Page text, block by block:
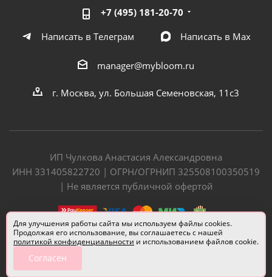
+7 (495) 181-20-70
Написать в Телеграм
Написать в Мах
manager@mybloom.ru
г. Москва, ул. Большая Семеновская, 11с3
ИП Чулкова Анастасия Александровна
ИНН 331405822720 | ОГРН/ОГРНИП 325508100350519
| Не является публичной офертой
Разработчик сайта —
Для улучшения работы сайта мы используем файлы cookies.
Продолжая его использование, вы соглашаетесь с нашей
политикой конфиденциальности и использованием файлов cookie.
Согласен